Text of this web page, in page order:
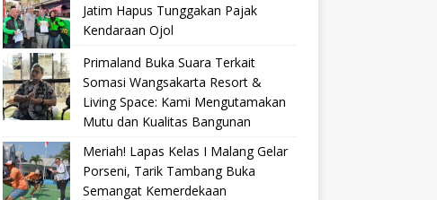
Jatim Hapus Tunggakan Pajak
Kendaraan Ojol
Primaland Buka Suara Terkait
Somasi Wangsakarta Resort &
Living Space: Kami Mengutamakan
Mutu dan Kualitas Bangunan
Meriah! Lapas Kelas I Malang Gelar
Porseni, Tarik Tambang Buka
Semangat Kemerdekaan